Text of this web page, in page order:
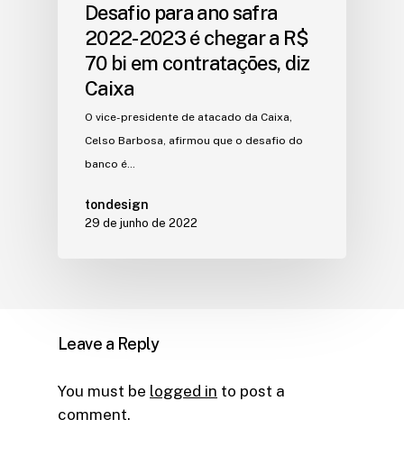
Desafio para ano safra
2022-2023 é chegar a R$
70 bi em contratações, diz
Caixa
O vice-presidente de atacado da Caixa,
Celso Barbosa, afirmou que o desafio do
banco é…
tondesign
29 de junho de 2022
Leave a Reply
You must be logged in to post a
comment.